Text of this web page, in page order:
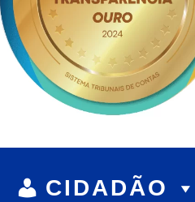
CIDADÃO